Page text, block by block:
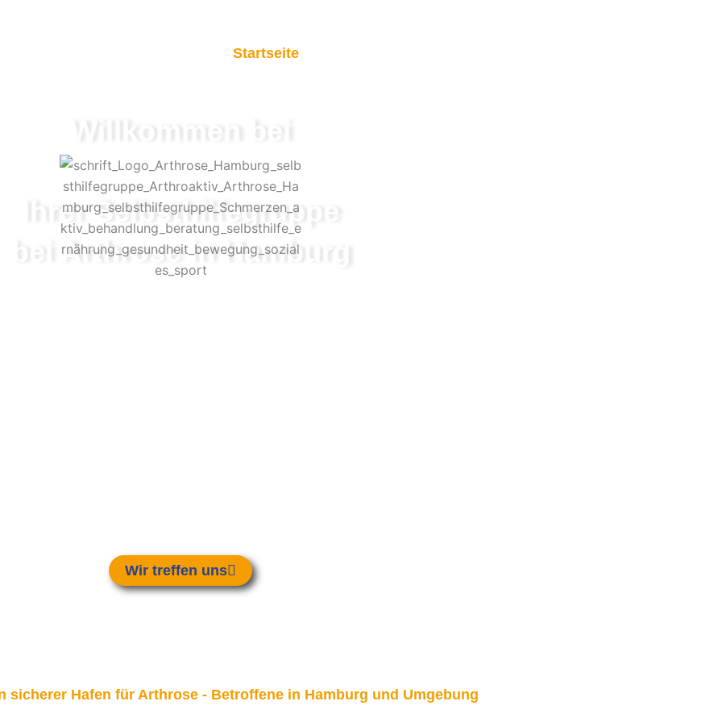
Startseite
Willkommen bei
Ihrer Selbsthilfegruppe
bei Arthrose in Hamburg
Wir treffen uns
sicherer Hafen für Arthrose - Betroffene in Hamburg und Umgebung